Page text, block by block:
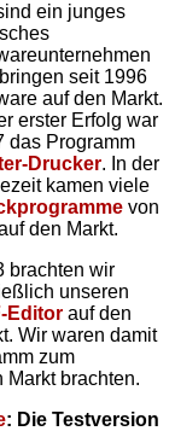
ein junges
seit 1996
auf den Markt.
erster Erfolg war
das Programm
Drucker. In der
kamen viele
von
den Markt.
brachten wir
unseren
Editor auf den
Wir waren damit
zum
brachten.
: Die Testversion